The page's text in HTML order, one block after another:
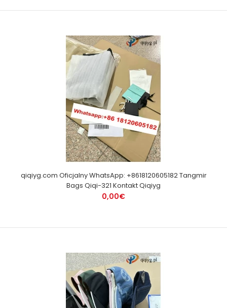
qiqiyg.com Oficjalny WhatsApp: +8618120605182 Tangmir
Bags Qiqi-321 Kontakt Qiqiyg
0,00€